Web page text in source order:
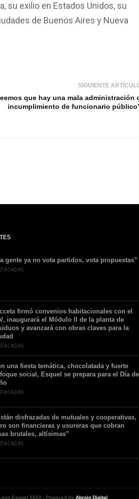
su exilio en Estados Unidos, su
de Buenos Aires y Nueva
SIGUIENTE
que hay una mala administración
incumplimiento de funcionario
gente ya no vota partidos, vota propuestas”
firmó convenios habitacionales con el
inaugurará el Módulo II de la planta de
y avanzará con obras claves para la
una fiesta temática, chocolatada y fuerte
social, Esquel se prepara para el Día del
disfrazadas de mutuales y cooperativas,
son financieras y usureras que cobran
brutales, altísimas”
Esquel 2022 - Powered by Abrojo Digital